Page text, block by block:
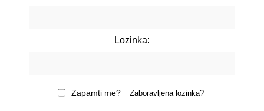
Lozinka:
Zapamti me? Zaboravljena lozinka?